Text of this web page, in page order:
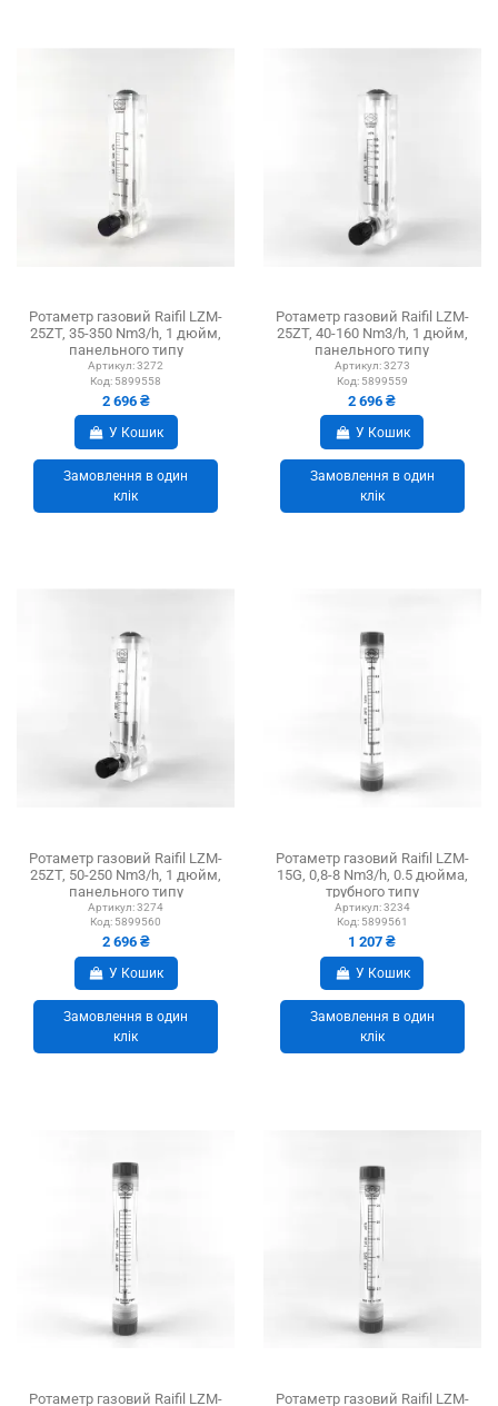
Ротаметр газовий Raifil LZM-
25ZT, 35-350 Nm3/h, 1 дюйм,
панельного типу
Артикул:3272
Код: 5899558
2 696 ₴
У Кошик
Замовлення в один
клік
Ротаметр газовий Raifil LZM-
25ZT, 40-160 Nm3/h, 1 дюйм,
панельного типу
Артикул:3273
Код: 5899559
2 696 ₴
У Кошик
Замовлення в один
клік
Ротаметр газовий Raifil LZM-
25ZT, 50-250 Nm3/h, 1 дюйм,
панельного типу
Артикул:3274
Код: 5899560
2 696 ₴
У Кошик
Замовлення в один
клік
Ротаметр газовий Raifil LZM-
15G, 0,8-8 Nm3/h, 0.5 дюйма,
трубного типу
Артикул:3234
Код: 5899561
1 207 ₴
У Кошик
Замовлення в один
клік
Ротаметр газовий Raifil LZM- Ротаметр газовий Raifil LZM-